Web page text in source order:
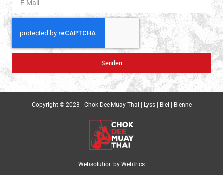
Senden
Copyright © 2023 | Chok Dee Muay Thai | Lyss | Biel | Bienne
Websolution by Webtrics